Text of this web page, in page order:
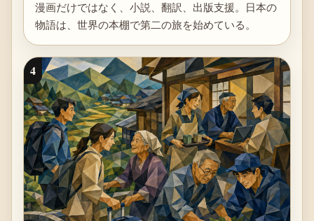
漫画だけではなく、小説、翻訳、出版支援。日本の
物語は、世界の本棚で第二の旅を始めている。
4